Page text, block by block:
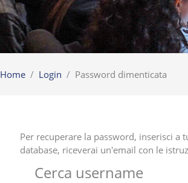
Home Login Password dimenticata
Per recuperare la password, inserisci
database, riceverai un'email con le
Cerca username